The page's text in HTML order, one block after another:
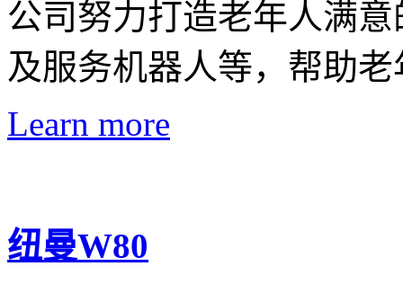
公司努力打造老年人满
及服务机器人等，帮助
Learn more
纽曼W80